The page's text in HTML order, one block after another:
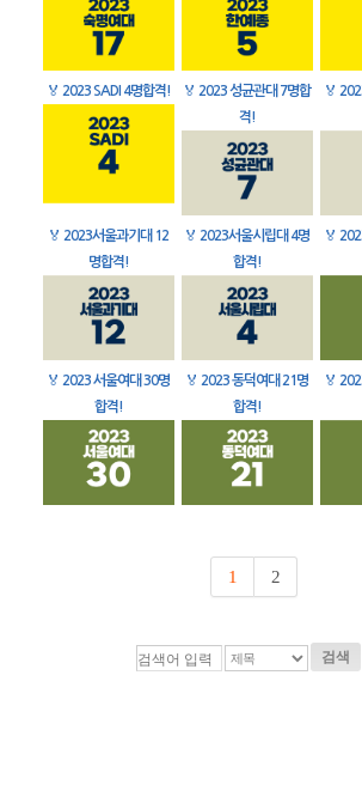
🏅 2023 SADI 4명합격! 🏅 2023 성균관대 7명합
격!
🏅
🏅 2023서울과기대 12
명합격!
🏅 2023서울시립대 4명
합격!
🏅
🏅 2023 서울여대 30명
합격!
🏅 2023 동덕여대 21명
합격!
🏅
1 2
검색